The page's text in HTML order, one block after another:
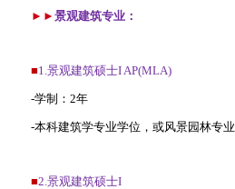
►► 景观建筑专业：
■1.景观建筑硕士I AP(MLA)
-学制：2年
-本科建筑学专业学位，或风景园林专业
■2.景观建筑硕士I